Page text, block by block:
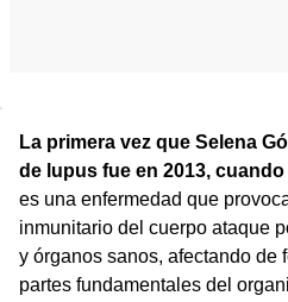
La primera vez que Selena
de lupus fue en 2013,
es una enfermedad que
inmunitario del cuerpo ataque
y órganos sanos, afectando de
partes fundamentales del